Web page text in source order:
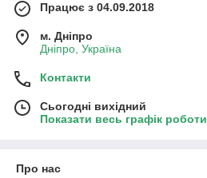
Працює з 04.09.2018
м. Дніпро
Дніпро, Україна
Контакти
Сьогодні вихідний
Показати весь графік роботи
Про нас